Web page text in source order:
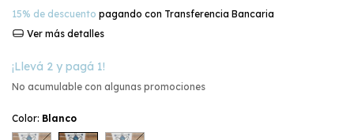
15% de descuento pagando con Transferencia Bancaria
Ver más detalles
¡Llevá 2 y pagá 1!
No acumulable con algunas promociones
Color: Blanco